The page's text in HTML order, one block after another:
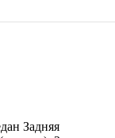
Задняя